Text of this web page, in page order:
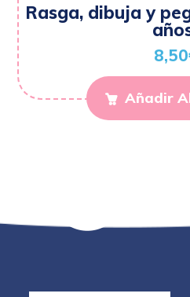
Rasga, dibuja y
8,50
Añadir